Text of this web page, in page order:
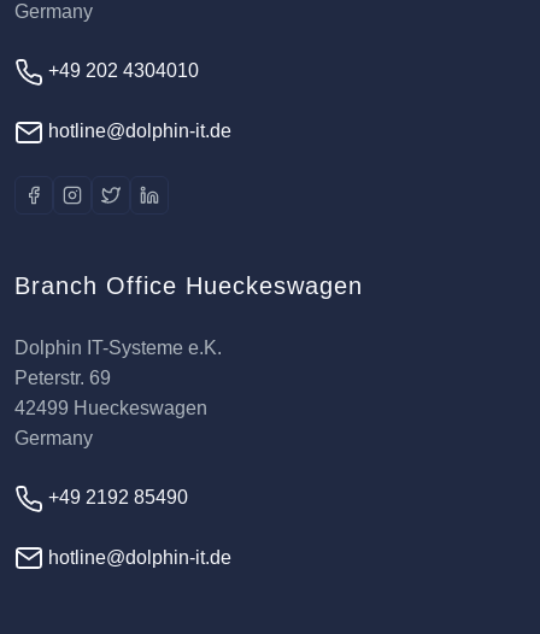
Germany
+49 202 4304010
hotline@dolphin-it.de
Branch Office Hueckeswagen
Dolphin IT-Systeme e.K.
Peterstr. 69
42499 Hueckeswagen
Germany
+49 2192 85490
hotline@dolphin-it.de